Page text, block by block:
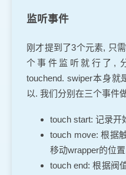
监听事件
刚才提到了3个元素, 只
个事件监听就行了, 分
touchend. swiper本身
以. 我们分别在三个事件
touch start: 记录开
touch move: 根据
移动wrapper的位
touch end: 根据阀